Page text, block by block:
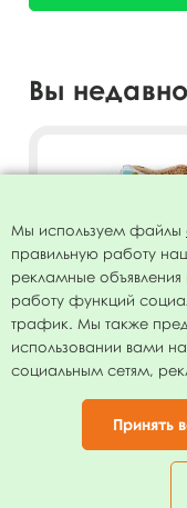
Вы
Фигура Ролики 52см х
(под воздух)
69.00руб.
Мы используем файлы
правильную работу
рекламные
работу функций
трафик. Мы также
использовании вами
социальным сетям,
Принять